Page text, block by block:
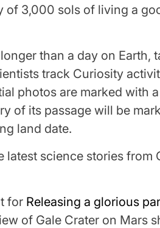
of 3,000 sols of living a
than a day on Earth,
track Curiosity
photos are marked with
of its passage will be
land date.
latest science stories from
for Releasing a glorious
of Gale Crater on Mars